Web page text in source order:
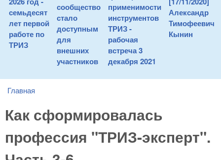
семьдесят
лет первой
работе по
ТРИЗ
сообщество
стало
доступным
для
внешних
участников
применимости
инструментов
ТРИЗ -
рабочая
встреча 3
декабря 2021
Александр
Тимофеевич
Кынин
You are here
Главная
Как сформировалась
профессия "ТРИЗ-эксперт".